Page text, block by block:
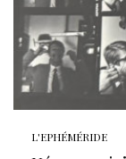
L'EPHÉMÉRIDE